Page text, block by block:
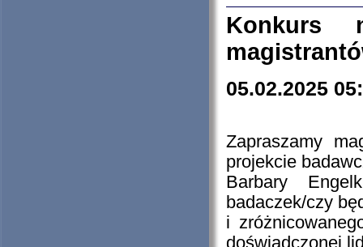
Konkurs
05.02.2025
Zapraszamy
projekcie
Barbary
badaczek/czy
i
doświadczonej